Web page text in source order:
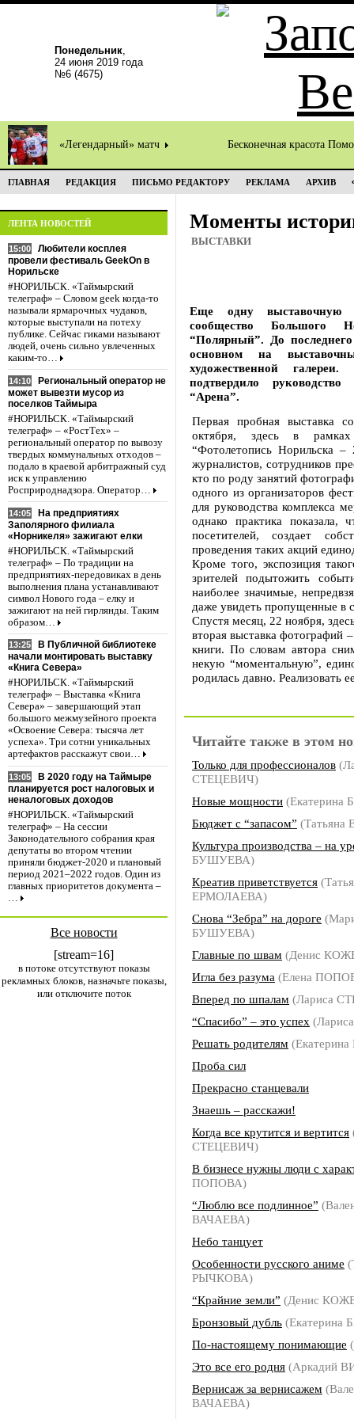
Понедельник,
24 июня 2019 года
№6 (4675)
«Легендарный» матч Бесконечная красота
ГЛАВНАЯ РЕДАКЦИЯ ПИСЬМО РЕДАКТОРУ РЕКЛАМА АРХИВ
ЛЕНТА НОВОСТЕЙ
15:00
Любители косплея
провели фестиваль GeekOn в
Норильске
#НОРИЛЬСК. «Таймырский
телеграф» – Словом geek когда-то
называли ярмарочных чудаков,
которые выступали на потеху
публике. Сейчас гиками называют
людей, очень сильно увлеченных
каким-то…
14:10
Региональный оператор не
может вывезти мусор из
поселков Таймыра
#НОРИЛЬСК. «Таймырский
телеграф» – «РостТех» –
региональный оператор по вывозу
твердых коммунальных отходов –
подало в краевой арбитражный суд
иск к управлению
Росприроднадзора. Оператор…
14:05
На предприятиях
Заполярного филиала
«Норникеля» зажигают елки
#НОРИЛЬСК. «Таймырский
телеграф» – По традиции на
предприятиях-передовиках в день
выполнения плана устанавливают
символ Нового года – елку и
зажигают на ней гирлянды. Таким
образом…
13:25
В Публичной библиотеке
начали монтировать выставку
«Книга Севера»
#НОРИЛЬСК. «Таймырский
телеграф» – Выставка «Книга
Севера» – завершающий этап
большого межмузейного проекта
«Освоение Севера: тысяча лет
успеха». Три сотни уникальных
артефактов расскажут свои…
13:05
В 2020 году на Таймыре
планируется рост налоговых и
неналоговых доходов
#НОРИЛЬСК. «Таймырский
телеграф» – На сессии
Законодательного собрания края
депутаты во втором чтении
приняли бюджет-2020 и плановый
период 2021–2022 годов. Один из
главных приоритетов документа –
…
Все новости
[stream=16]
в потоке отсутствуют показы
рекламных блоков, назначьте показы,
или отключите поток
Моменты
ВЫСТАВКИ
Еще одну выставочную
сообщество Большого
“Полярный”. До
основном на
художественной
подтвердило руководство
“Арена”.
Первая пробная выставка
октября, здесь в рамках
“Фотолетопись Норильска –
журналистов, сотрудников
кто по роду занятий
одного из организаторов
для руководства комплекса
однако практика показала,
посетителей, создает
проведения таких акций
Кроме того, экспозиция
зрителей подытожить
наиболее значимые,
даже увидеть пропущенные в
Спустя месяц, 22 ноября,
вторая выставка фотографий
книги. По словам автора
некую “моментальную”,
родилась давно. Реализовать
Читайте также в этом
Только для профессионалов
СТЕЦЕВИЧ)
Новые мощности
Бюджет с “запасом”
Культура производства – на
БУШУЕВА)
Креатив приветствуется
ЕРМОЛАЕВА)
Cнова “Зебра” на дороге
БУШУЕВА)
Главные по швам (Денис
Игла без разума (Елена
Вперед по шпалам (Лариса
“Спасибо” – это успех
Решать родителям
Проба сил
Прекрасно станцевали
Знаешь – расскажи!
Когда все крутится и вертится
СТЕЦЕВИЧ)
В бизнесе нужны люди с
ПОПОВА)
“Люблю все подлинное”
ВАЧАЕВА)
Небо танцует
Особенности русского аниме
РЫЧКОВА)
“Крайние земли” (Денис
Бронзовый дубль (Екатерина
По-настоящему понимающие
Это все его родня (Аркадий
Вернисаж за вернисажем
ВАЧАЕВА)